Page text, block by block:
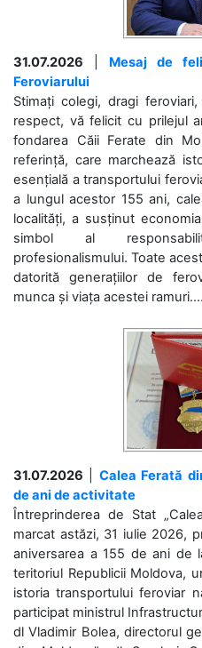
31.07.2026
Mesaj de
Feroviarului
Stimați colegi, dragi
respect, vă felicit cu prilejul
fondarea Căii Ferate din
referință, care marchează
esențială a transportului
a lungul acestor 155 ani,
localități, a susținut
simbol al
profesionalismului. Toate
datorită generațiilor de
munca și viața acestei ramuri....
31.07.2026
Calea Ferată
de ani de activitate
Întreprinderea de Stat
marcat astăzi, 31 iulie 2026,
aniversarea a 155 de ani de
teritoriul Republicii Moldova,
istoria transportului feroviar
participat ministrul
dl Vladimir Bolea, directorul